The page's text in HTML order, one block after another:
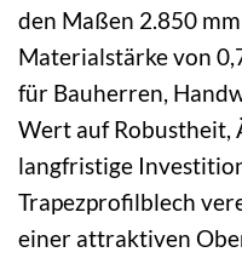
den Maßen 2.850
Materialstärke von
für Bauherren,
Wert auf Robustheit,
langfristige
Trapezprofilblech
einer attraktiven